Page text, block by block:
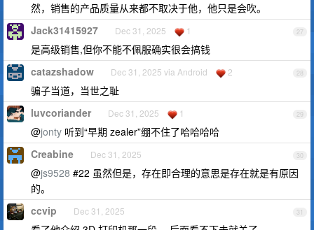
然，销售的产品质量从来都不取决于他，他只是会吹。
27
Jack31415927 Dec 31, 2025 1
是高级销售,但你不能不佩服确实很会搞钱
28
catazshadow Dec 31, 2025 via Android 2
骗子当道，当世之耻
29
luvcoriander Dec 31, 2025 1
@jonty 听到“早期 zealer”绷不住了哈哈哈哈
30
Creabine Dec 31, 2025
@js9528 #22 虽然但是，存在即合理的意思是存在就是有原因
的。
31
ccvip Dec 31, 2025